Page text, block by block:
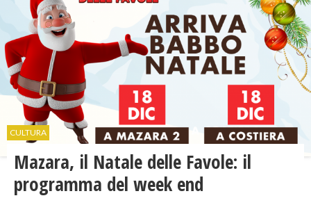
CULTURA
Mazara, il Natale delle Favole: il
programma del week end